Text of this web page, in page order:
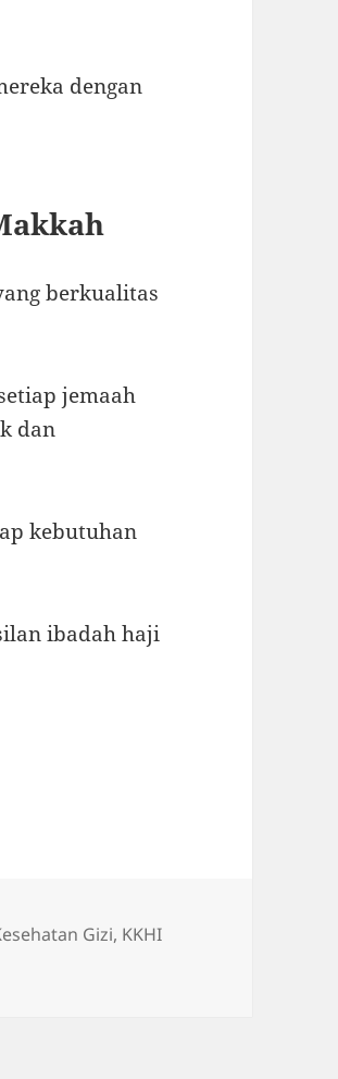
dengan
berkualitas
jemaah
dan
kebutuhan
ibadah haji
Gizi, KKHI